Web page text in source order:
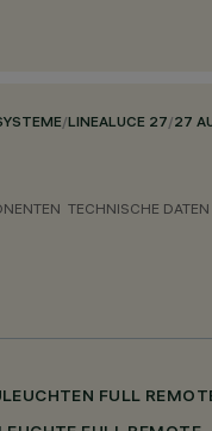
/LINEALUCE 27/27
TECHNISCHE DATEN
FULL